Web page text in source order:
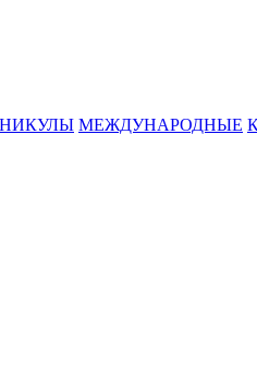
МЕЖДУНАРОДНЫЕ